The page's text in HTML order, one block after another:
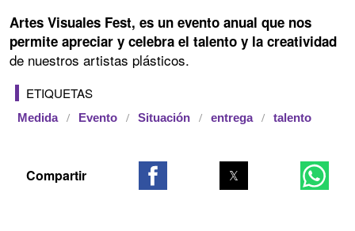
Artes Visuales Fest, es un evento anual que nos
permite apreciar y celebra el talento y la creatividad
de nuestros artistas plásticos.
ETIQUETAS
Medida Evento Situación entrega talento